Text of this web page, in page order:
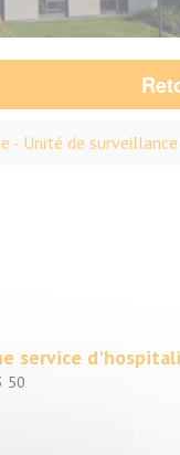
- Unité de
service
50